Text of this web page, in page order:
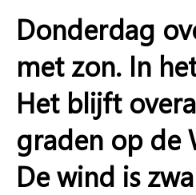
Donderdag
met zon. In
Het blijft
graden op de
De wind is